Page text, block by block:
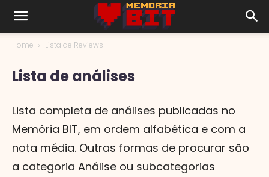
Home Lista de Reviews
Lista de análises
Lista completa de análises publicadas no
Memória BIT, em ordem alfabética e com a
nota média. Outras formas de procurar são
a categoria Análise ou subcategorias